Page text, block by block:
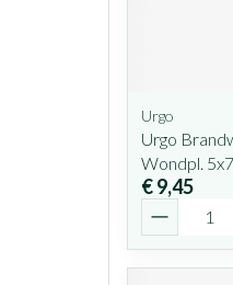
Urgo
Urgo
Wondpl.
€ 9,45